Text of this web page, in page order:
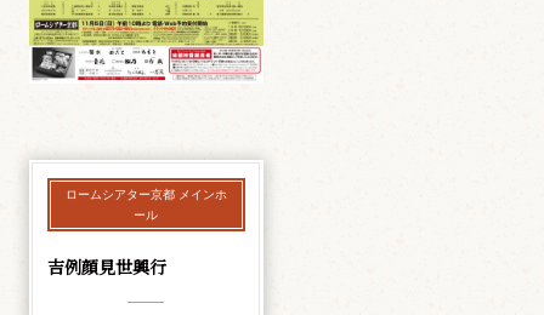
ロームシアター京都 メインホ
ール
吉例顔見世興行